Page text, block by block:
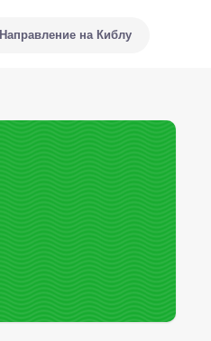
Направление на Киблу